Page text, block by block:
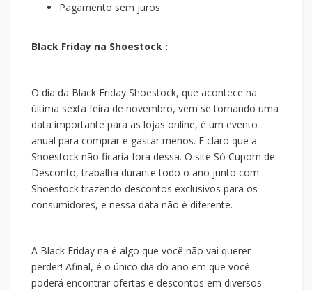
Pagamento sem juros
Black Friday na Shoestock :
O dia da Black Friday Shoestock, que acontece na
última sexta feira de novembro, vem se tornando uma
data importante para as lojas online, é um evento
anual para comprar e gastar menos. E claro que a
Shoestock não ficaria fora dessa. O site Só Cupom de
Desconto, trabalha durante todo o ano junto com
Shoestock trazendo descontos exclusivos para os
consumidores, e nessa data não é diferente.
A Black Friday na é algo que você não vai querer
perder! Afinal, é o único dia do ano em que você
poderá encontrar ofertas e descontos em diversos